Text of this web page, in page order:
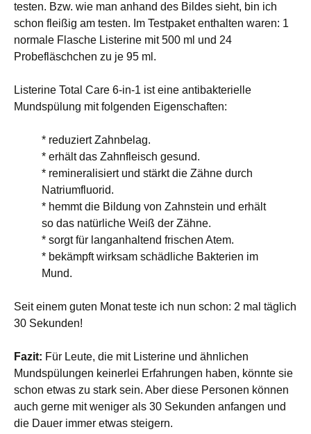
testen. Bzw. wie man anhand des Bildes sieht, bin ich
schon fleißig am testen. Im Testpaket enthalten waren: 1
normale Flasche Listerine mit 500 ml und 24
Probefläschchen zu je 95 ml.
Listerine Total Care 6-in-1 ist eine antibakterielle
Mundspülung mit folgenden Eigenschaften:
* reduziert Zahnbelag.
* erhält das Zahnfleisch gesund.
* remineralisiert und stärkt die Zähne durch
Natriumfluorid.
* hemmt die Bildung von Zahnstein und erhält
so das natürliche Weiß der Zähne.
* sorgt für langanhaltend frischen Atem.
* bekämpft wirksam schädliche Bakterien im
Mund.
Seit einem guten Monat teste ich nun schon: 2 mal täglich
30 Sekunden!
Fazit: Für Leute, die mit Listerine und ähnlichen
Mundspülungen keinerlei Erfahrungen haben, könnte sie
schon etwas zu stark sein. Aber diese Personen können
auch gerne mit weniger als 30 Sekunden anfangen und
die Dauer immer etwas steigern.